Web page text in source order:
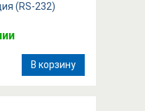
(RS-232)
В корзину